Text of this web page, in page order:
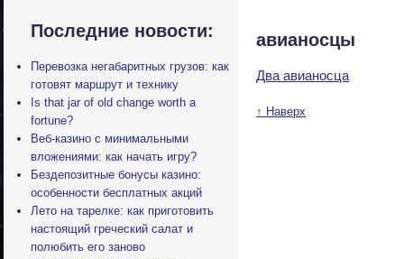
Последние новости:
Перевозка негабаритных грузов: как
готовят маршрут и технику
Is that jar of old change worth a
fortune?
Веб-казино с минимальными
вложениями: как начать игру?
Бездепозитные бонусы казино:
особенности бесплатных акций
Лето на тарелке: как приготовить
настоящий греческий салат и
полюбить его заново
авианосцы
Два авианосца
↑ Наверх